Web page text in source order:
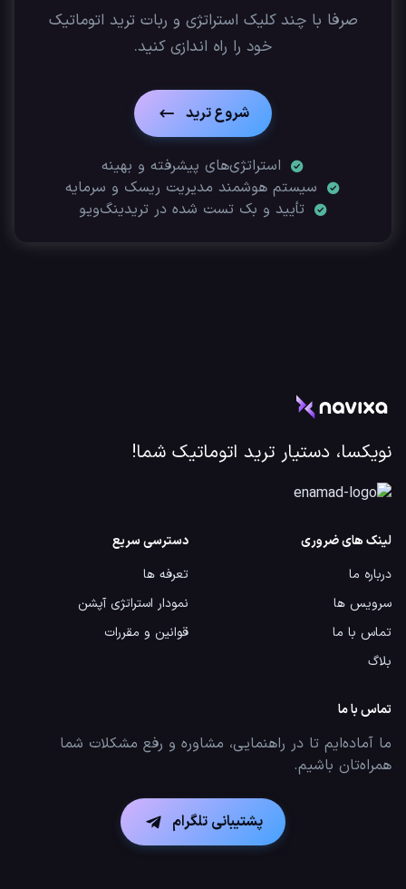
صرفا با چند کلیک استراتژی‌ و ربات ترید اتوماتیک
خود را راه اندازی کنید.
شروع ترید
استراتژی‌های پیشرفته و بهینه
سیستم هوشمند مدیریت ریسک و سرمایه
تأیید‌ و بک تست شده در تریدینگ‌ویو
نویکسا، دستیار ترید اتوماتیک شما!
لینک های ضروری
درباره ما
سرویس ها
تماس با ما
بلاگ
دسترسی سریع
تعرفه ها
نمودار استراتژی آپشن
قوانین و مقررات
تماس با ما
ما آماده‌ایم تا در راهنمایی، مشاوره و رفع مشکلات شما
همراه‌تان باشیم.
پشتیبانی تلگرام